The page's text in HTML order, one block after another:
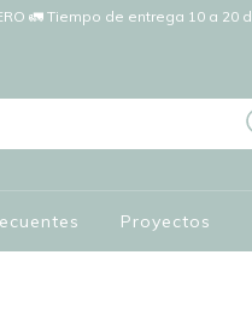
🚛 Tiempo de entrega 10 a 20
Proyectos